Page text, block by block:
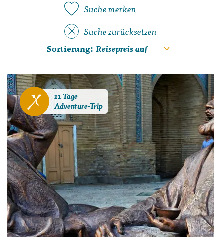
Suche merken
Suche zurücksetzen
Sortierung:
11 Tage
Adventure-Trip